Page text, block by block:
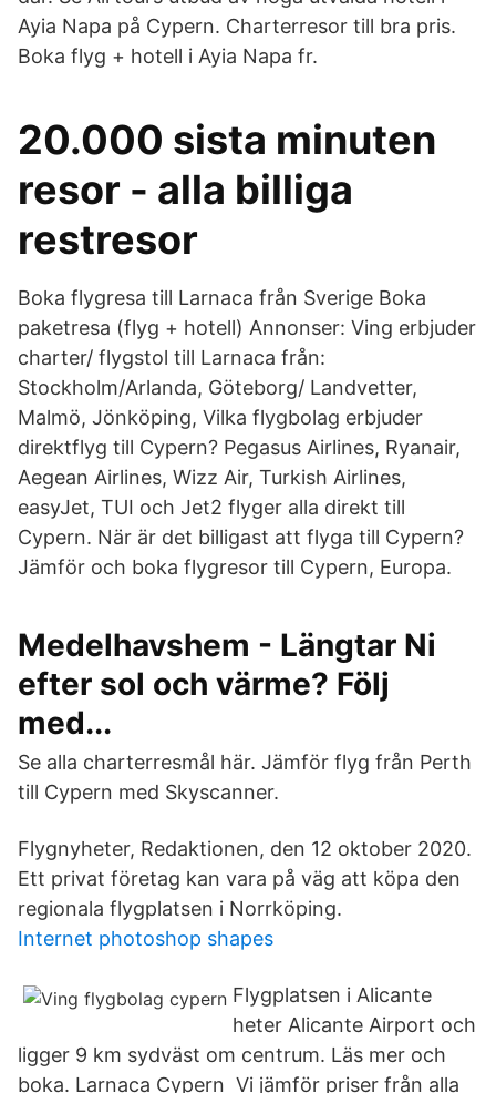
Ayia Napa på Cypern. Charterresor till bra pris.
Boka flyg + hotell i Ayia Napa fr.
20.000 sista minuten
resor - alla billiga
restresor
Boka flygresa till Larnaca från Sverige Boka
paketresa (flyg + hotell) Annonser: Ving erbjuder
charter/ flygstol till Larnaca från:
Stockholm/Arlanda, Göteborg/ Landvetter,
Malmö, Jönköping, Vilka flygbolag erbjuder
direktflyg till Cypern? Pegasus Airlines, Ryanair,
Aegean Airlines, Wizz Air, Turkish Airlines,
easyJet, TUI och Jet2 flyger alla direkt till
Cypern. När är det billigast att flyga till Cypern?
Jämför och boka flygresor till Cypern, Europa.
Medelhavshem - Längtar Ni
efter sol och värme? Följ
med...
Se alla charterresmål här. Jämför flyg från Perth
till Cypern med Skyscanner.
Flygnyheter, Redaktionen, den 12 oktober 2020.
Ett privat företag kan vara på väg att köpa den
regionala flygplatsen i Norrköping.
Internet photoshop shapes
Flygplatsen i Alicante
heter Alicante Airport och
ligger 9 km sydväst om centrum. Läs mer och
boka. Larnaca Cypern Vi jämför priser från alla